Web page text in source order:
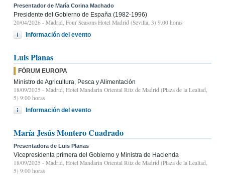
Presentador de María Corina Machado
Presidente del Gobierno de España (1982-1996)
20/04/2026 - Madrid, Four Seasons Hotel Madrid (Sevilla, 3) 9.00 horas
Información del evento
Luis Planas
FÓRUM EUROPA
Ministro de Agricultura, Pesca y Alimentación
18/09/2025 - Madrid, Hotel Mandarin Oriental Ritz de Madrid (Plaza de la Lealtad,
5) 9:00 horas
Información del evento
María Jesús Montero Cuadrado
Presentadora de Luis Planas
Vicepresidenta primera del Gobierno y Ministra de Hacienda
18/09/2025 - Madrid, Hotel Mandarin Oriental Ritz de Madrid (Plaza de la Lealtad,
5) 9:00 horas